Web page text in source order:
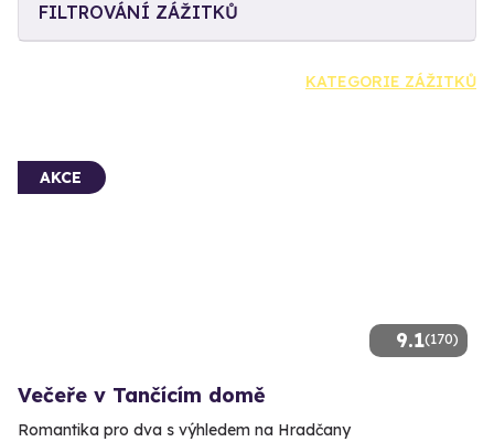
FILTROVÁNÍ ZÁŽITKŮ
KATEGORIE ZÁŽITKŮ
9.1(170)
AKCE
Večeře v Tančícím domě
Romantika pro dva s výhledem na Hradčany